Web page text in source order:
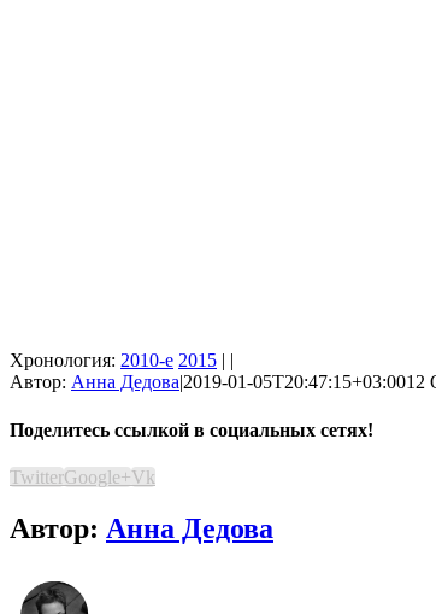
Хронология: 2010-е 2015 | |
Автор: Анна Дедова|2019-01-05T20:47:15+03:0012
Поделитесь ссылкой в социальных сетях!
TwitterGoogle+Vk
Автор: Анна Дедова